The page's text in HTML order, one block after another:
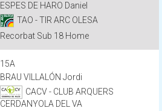
ESPES DE HARO Daniel
TAO - TIR ARC OLESA
Recorbat Sub 18 Home
15A
BRAU VILLALÓN Jordi
CACV - CLUB ARQUERS
CERDANYOLA DEL VA